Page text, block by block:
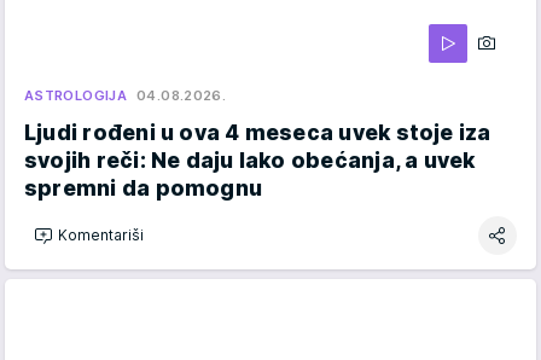
ASTROLOGIJA 04.08.2026.
Ljudi rođeni u ova 4 meseca uvek stoje iza
svojih reči: Ne daju lako obećanja, a uvek
spremni da pomognu
Komentariši